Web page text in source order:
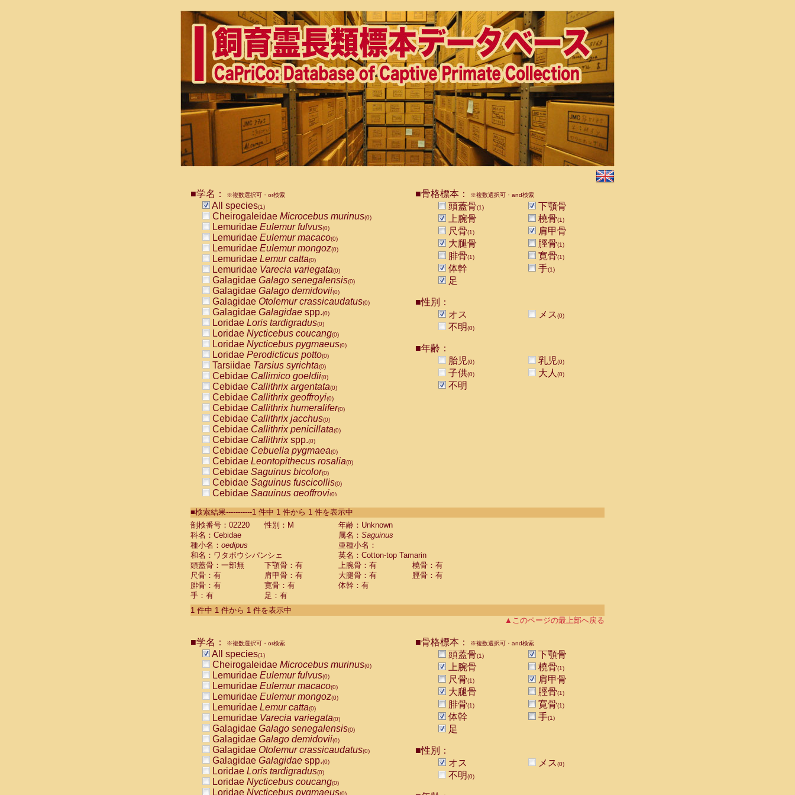
■学名： ※複数選択可・or検索
All species(1)
Cheirogaleidae Microcebus murinus(0)
Lemuridae Eulemur fulvus(0)
Lemuridae Eulemur macaco(0)
Lemuridae Eulemur mongoz(0)
Lemuridae Lemur catta(0)
Lemuridae Varecia variegata(0)
Galagidae Galago senegalensis(0)
Galagidae Galago demidovii(0)
Galagidae Otolemur crassicaudatus(0)
Galagidae Galagidae spp.(0)
Loridae Loris tardigradus(0)
Loridae Nycticebus coucang(0)
Loridae Nycticebus pygmaeus(0)
Loridae Perodicticus potto(0)
Tarsiidae Tarsius syrichta(0)
Cebidae Callimico goeldii(0)
Cebidae Callithrix argentata(0)
Cebidae Callithrix geoffroyi(0)
Cebidae Callithrix humeralifer(0)
Cebidae Callithrix jacchus(0)
Cebidae Callithrix penicillata(0)
Cebidae Callithrixspp.(0)
Cebidae Cebuella pygmaea(0)
Cebidae Leontopithecus rosalia(0)
Cebidae Saguinus bicolor(0)
Cebidae Saguinus fuscicollis(0)
Cebidae Saguinus geoffroyi(0)
CebidaeSaguinus labiatus(0)
Cebidae Saguinus leucopus (0)
Cebidae
Cebidae
CebidaeSaguinus nigricollis (0)
Cebidae Saguinus oedipus
Cebidae Saguinus weddelli
Cebidae Saguinusspp.
Cebidae Aotus trivirgatus
Cebidae Cebus albifrons
CebidaeCebus nigrivittatus
CebidaeCebus
CebidaeSaimiri boliviensis(0)
CebidaeSaimiri sciureus(0)
AtelidaeAlouatta caraya(0)
AtelidaeAlouatta fusca(0)
AtelidaeAlouatta seniculus
AtelidaeAlouattaspp.(0)
AtelidaeAteles belzebuth(0)
AtelidaeAteles geoffroyi(0)
AtelidaeAteles paniscus(0)
AtelidaeAtelesspp.(0)
Atelidae Lagothrix lagothricha
AtelidaeLagothrix lagothricha cana
PitheciidaeCacajao calvus rubicundus
■骨格標本： ※複数選択可・and検索
頭蓋骨(1)
下顎骨
上腕骨
橈骨(1)
尺骨(1)
肩甲骨
大腿骨
脛骨(1)
腓骨(1) 寛骨(1)
体幹 手(1)
足
■性別：
オス
メス(0)
不明(0)
■年齢：
胎児(0) 乳児(0)
子供(0) 大人 (0)
不明
■検索結果-----------1 件中 1 件から 1 件を表示中
剖検番号：02220
性別：M
年齢：Unknown
科名：Cebidae
属名： Saguinus
種小名： oedipus
亜種小名：
和名：ワタボウシパンシェ
英名：Cotton-top Tamarin
頭蓋骨：一部無
下顎骨：有 上腕骨：有
橈骨：有
尺骨：有
肩甲骨：有 大腿骨：有
脛骨：有
腓骨：有
寛骨：有
体幹：有
手：有
足：有
1 件中 1 件から 1 件を表示中
▲このページの最上部へ戻る
■学名： ※複数選択可・or検索
All species(1)
Cheirogaleidae Microcebus murinus(0)
Lemuridae Eulemur fulvus(0)
Lemuridae Eulemur macaco(0)
Lemuridae Eulemur mongoz(0)
Lemuridae Lemur catta(0)
Lemuridae Varecia variegata(0)
Galagidae Galago senegalensis(0)
Galagidae Galago demidovii(0)
Galagidae Otolemur crassicaudatus(0)
Galagidae Galagidae spp.(0)
Loridae Loris tardigradus(0)
Loridae Nycticebus coucang(0)
Loridae Nycticebus pygmaeus(0)
■骨格標本： ※複数選択可・and検索
頭蓋骨(1)
下顎骨
上腕骨
橈骨(1)
尺骨(1)
肩甲骨
大腿骨
脛骨(1)
腓骨(1) 寛骨(1)
体幹 手(1)
足
■性別：
オス
メス(0)
不明(0)